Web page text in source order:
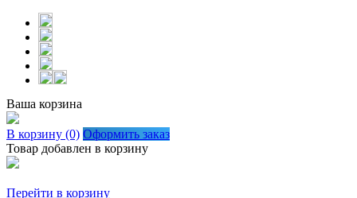
Ваша корзина
В корзину (0) Оформить заказ
Товар добавлен в корзину
Перейти в корзину